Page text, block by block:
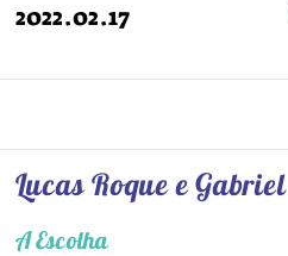
2022.02.17
Lucas Roque e Gabriel
A Escolha